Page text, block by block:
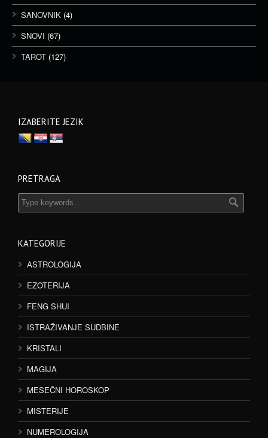
SANOVNIK (4)
SNOVI (67)
TAROT (127)
IZABERITE JEZIK
PRETRAGA
KATEGORIJE
ASTROLOGIJA
EZOTERIJA
FENG SHUI
ISTRAŽIVANJE SUDBINE
KRISTALI
MAGIJA
MESEČNI HOROSKOP
MISTERIJE
NUMEROLOGIJA